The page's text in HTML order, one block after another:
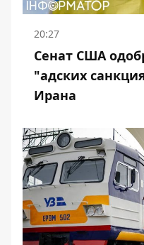
20:27
Сенат США
"адских
Ирана